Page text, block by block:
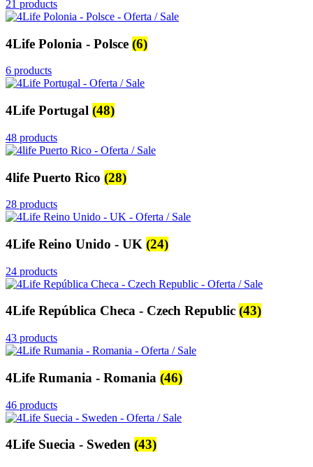
21 products
4Life Polonia - Polsce (6)
6 products
4Life Portugal (48)
48 products
4life Puerto Rico (28)
28 products
4Life Reino Unido - UK (24)
24 products
4Life República Checa - Czech Republic (43)
43 products
4Life Rumania - Romania (46)
46 products
4Life Suecia - Sweden (43)